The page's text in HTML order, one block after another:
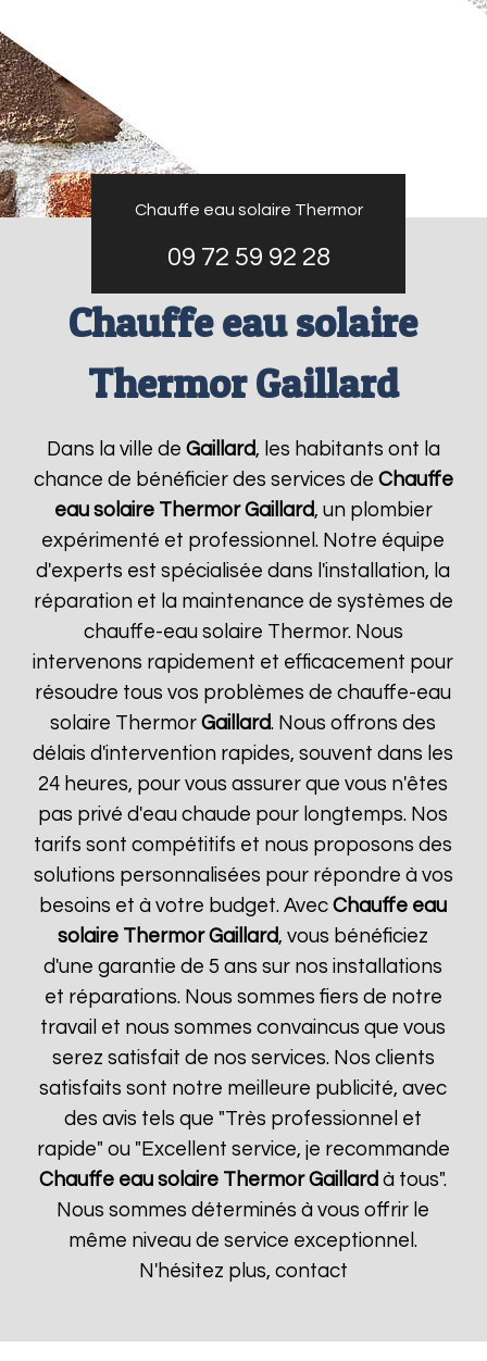
Chauffe eau solaire Thermor
09 72 59 92 28
Chauffe eau solaire
Thermor Gaillard
Dans la ville de Gaillard, les habitants ont la
chance de bénéficier des services de Chauffe
eau solaire Thermor Gaillard, un plombier
expérimenté et professionnel. Notre équipe
d'experts est spécialisée dans l'installation, la
réparation et la maintenance de systèmes de
chauffe-eau solaire Thermor. Nous
intervenons rapidement et efficacement pour
résoudre tous vos problèmes de chauffe-eau
solaire ThermorGaillard. Nous offrons des
délais d'intervention rapides, souvent dans les
24 heures, pour vous assurer que vous n'êtes
pas privé d'eau chaude pour longtemps. Nos
tarifs sont compétitifs et nous proposons des
solutions personnalisées pour répondre à vos
besoins et à votre budget. AvecChauffe eau
solaire Thermor Gaillard, vous bénéficiez
d'une garantie de 5 ans sur nos installations
et réparations. Nous sommes fiers de notre
travail et nous sommes convaincus que vous
serez satisfait de nos services. Nos clients
satisfaits sont notre meilleure publicité, avec
des avis tels que "Très professionnel et
rapide" ou "Excellent service, je recommande
Chauffe eau solaire Thermor Gaillard à tous".
Nous sommes déterminés à vous offrir le
même niveau de service exceptionnel.
N'hésitez plus, contact